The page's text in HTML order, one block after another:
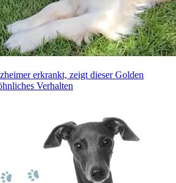
erkrankt, zeigt dieser Golden
Verhalten